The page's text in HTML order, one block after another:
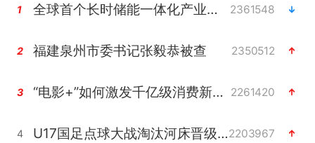
1 全球首个长时储能一体化产业园量产 2361548
2 福建泉州市委书记张毅恭被查 2350512
3 “电影+”如何激发千亿级消费新活力？ 2261420
4 U17国足点球大战淘汰河床晋级决赛2203967